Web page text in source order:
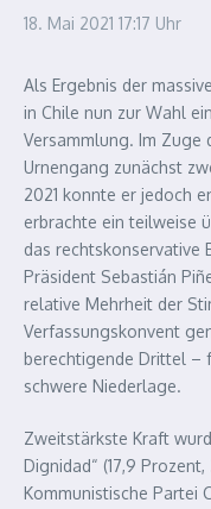
18. Mai 2021 17:17 Uhr
Als Ergebnis der
in Chile nun zur Wahl
Versammlung. Im Zuge
Urnengang zunächst
2021 konnte er jedoch
erbrachte ein teilweise
das rechtskonservative
Präsident Sebastián
relative Mehrheit der
Verfassungskonvent
berechtigende Drittel –
schwere Niederlage.
Zweitstärkste Kraft
Dignidad“ (17,9
Kommunistische Partei